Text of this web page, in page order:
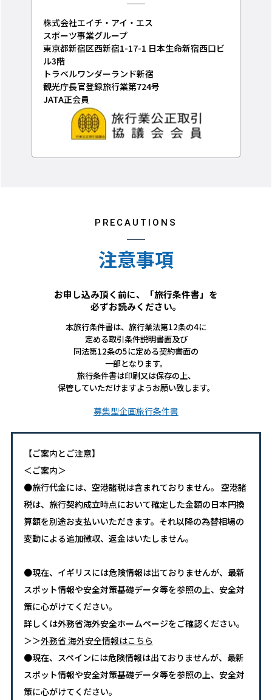
株式会社エイチ・アイ・エス
スポーツ事業グループ
東京都新宿区西新宿1-17-1 日本生命新宿西口ビ
ル3階
トラベルワンダーランド新宿
観光庁長官登録旅行業第724号
JATA正会員
PRECAUTIONS
注意事項
お申し込み頂く前に、「旅行条件書」を
必ずお読みください。
本旅行条件書は、旅行業法第12条の4に
定める取引条件説明書面及び
同法第12条の5に定める契約書面の
一部となります。
旅行条件書は印刷又は保存の上、
保管していただけますようお願い致します。
募集型企画旅行条件書
【ご案内とご注意】
＜ご案内＞
●旅行代金には、空港諸税は含まれておりません。 空港諸
税は、旅行契約成立時点において確定した金額の日本円換
算額を別途お支払いいただきます。それ以降の為替相場の
変動による追加徴収、返金はいたしません。
●現在、イギリスには危険情報は出ておりませんが、最新
スポット情報や安全対策基礎データ等を参照の上、安全対
策に心がけてください。
詳しくは外務省海外安全ホームページをご確認ください。
＞＞外務省 海外安全情報はこちら
●現在、スペインには危険情報は出ておりませんが、最新
スポット情報や安全対策基礎データ等を参照の上、安全対
策に心がけてください。